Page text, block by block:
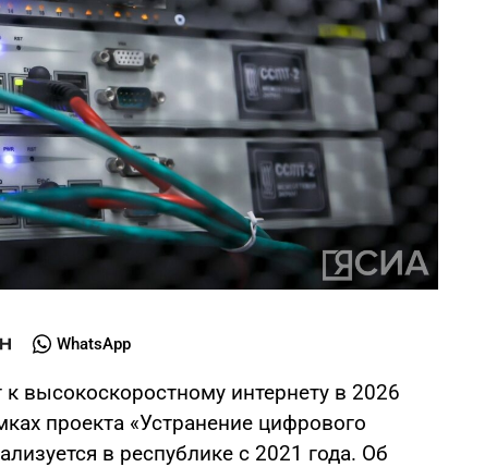
WhatsApp
высокоскоростному интернету в 2026
проекта «Устранение цифрового
в республике с 2021 года. Об